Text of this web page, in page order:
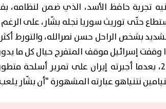
تجربة حافظ الأسد، الذي ضمن
طوال 54 عاماً. استطاع حتّى توريث سوريا نجله بشّار،
بشخص الراحل حسن نصرالله، والتورط
وقفت إسرائيل موقف المتفرج حيال كل ما
الغطاء عن بشّار، إلا في أواخر 2024، بعدما أجبرته إيران على
نتنياهو عبارته المشهورة "أن بشّار يلعب